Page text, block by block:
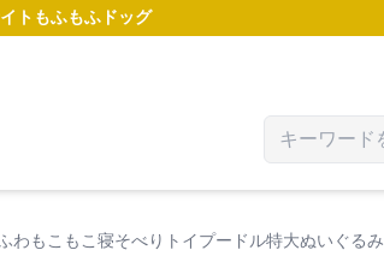
ト もふもふドッグ
わもこもこ寝そべりトイプードル特大ぬいぐるみ